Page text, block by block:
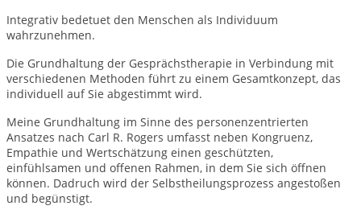
Integrativ bedetuet den Menschen als Individuum
wahrzunehmen.
Die Grundhaltung der Gesprächstherapie in Verbindung mit
verschiedenen Methoden führt zu einem Gesamtkonzept, das
individuell auf Sie abgestimmt wird.
Meine Grundhaltung im Sinne des personenzentrierten
Ansatzes nach Carl R. Rogers umfasst neben Kongruenz,
Empathie und Wertschätzung einen geschützten,
einfühlsamen und offenen Rahmen, in dem Sie sich öffnen
können. Dadruch wird der Selbstheilungsprozess angestoßen
und begünstigt.